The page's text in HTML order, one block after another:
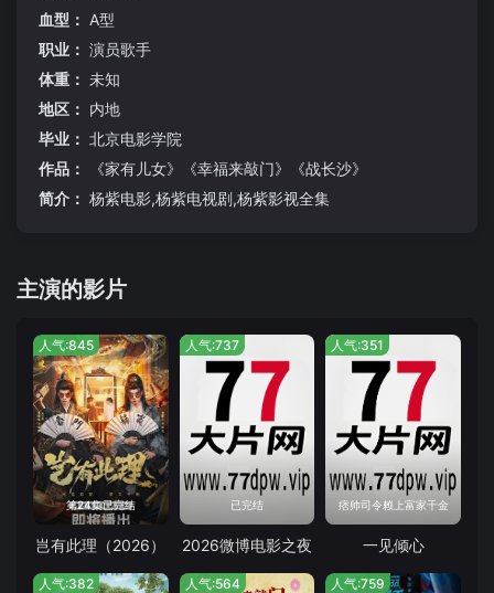
血型： A型
职业： 演员歌手
体重： 未知
地区： 内地
毕业： 北京电影学院
作品：
《家有儿女》《幸福来敲门》《战长沙》
简介： 杨紫电影,杨紫电视剧,杨紫影视全集
主演的影片
第24集已完结
人气:845
岂有此理（2026）
已完结
人气:737
2026微博电影之夜
痞帅司令赖上富家千金
人气:351
一见倾心
人气:382 人气:564 人气:759